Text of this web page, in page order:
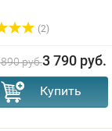
(2)
руб.3 790 руб.